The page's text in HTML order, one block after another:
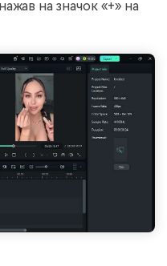
на значок «+» на